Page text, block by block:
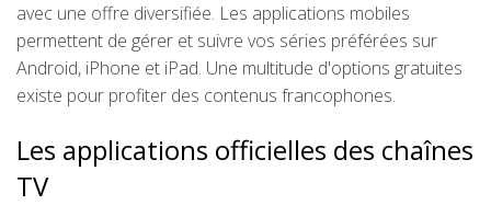
avec une offre diversifiée. Les applications mobiles
permettent de gérer et suivre vos séries préférées sur
Android, iPhone et iPad. Une multitude d'options gratuites
existe pour profiter des contenus francophones.
Les applications officielles des chaînes
TV